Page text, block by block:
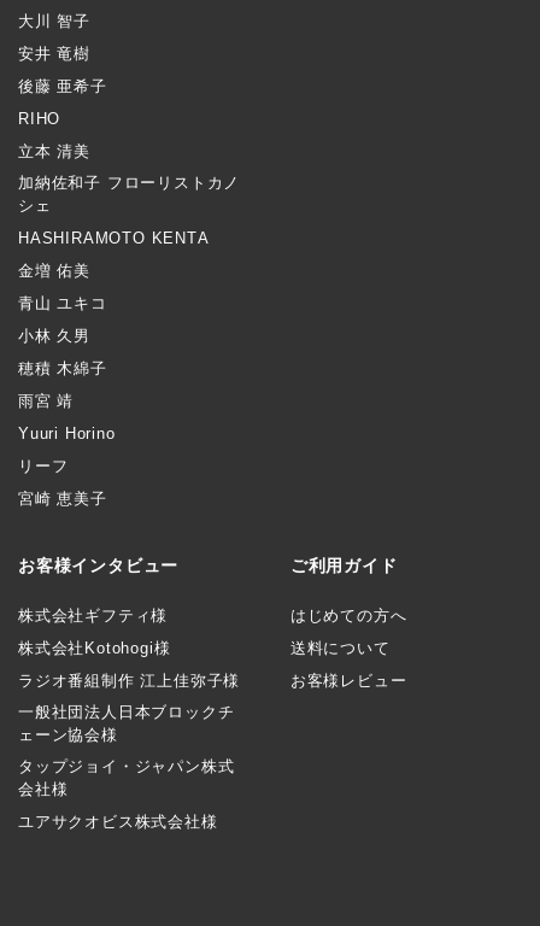
大川 智子
安井 竜樹
後藤 亜希子
RIHO
立本 清美
加納佐和子 フローリストカノ
シェ
HASHIRAMOTO KENTA
金増 佑美
青山 ユキコ
小林 久男
穂積 木綿子
雨宮 靖
Yuuri Horino
リーフ
宮崎 恵美子
お客様インタビュー
株式会社ギフティ様
株式会社Kotohogi様
ラジオ番組制作 江上佳弥子様
一般社団法人日本ブロックチ
ェーン協会様
タップジョイ・ジャパン株式
会社様
ユアサクオビス株式会社様
ご利用ガイド
はじめての方へ
送料について
お客様レビュー